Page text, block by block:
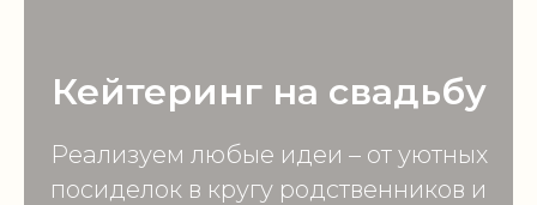
Кейтеринг на свадьбу
Реализуем любые идеи – от уютных
посиделок в кругу родственников и